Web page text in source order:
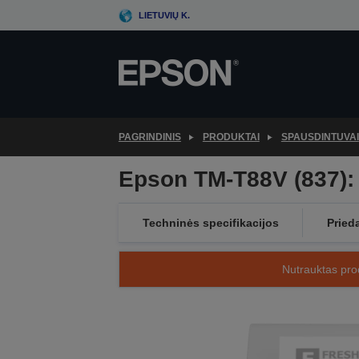
to
LIETUVIŲ K.
PAGRINDINIS PRODUKTAI SPAUSDINTUVAI
Epson TM-T88V
Techninės specifikacijos
Nutrauktas